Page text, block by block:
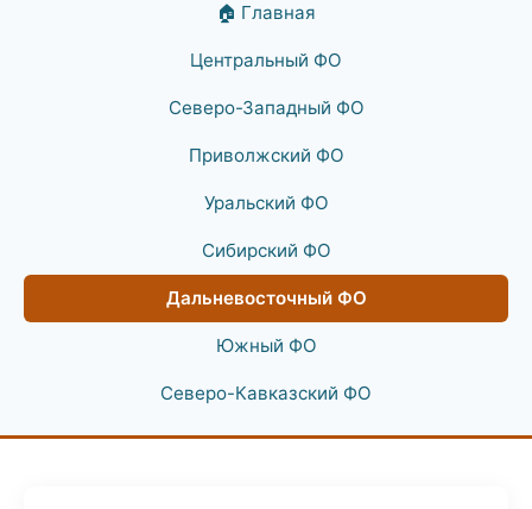
🏠 Главная
Центральный ФО
Северо-Западный ФО
Приволжский ФО
Уральский ФО
Сибирский ФО
Дальневосточный ФО
Южный ФО
Северо-Кавказский ФО